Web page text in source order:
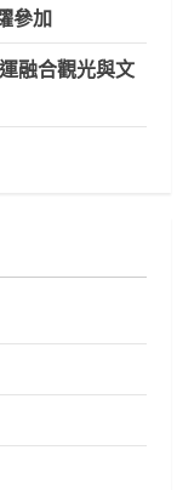
參加
融合觀光與文